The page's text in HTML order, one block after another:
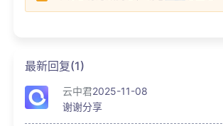
最新回复(1)
云中君2025-11-08
谢谢分享